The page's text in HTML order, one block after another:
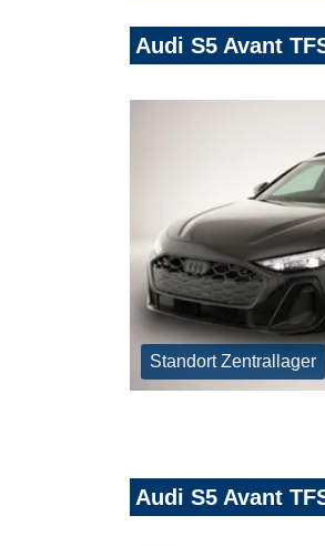
Audi S5 Avant
Standort Zentrallager
Audi S5 Avant